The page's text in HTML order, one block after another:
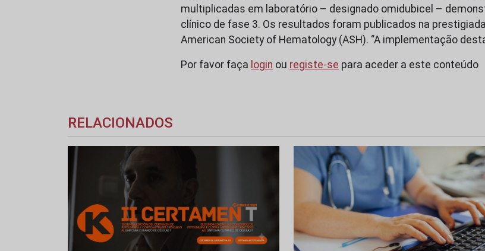
multiplicadas em laboratório – designado omidubicel –
clínico de fase 3. Os resultados foram publicados na
American Society of Hematology (ASH). “A implementação
Por favor faça login ou registe-se para aceder a este conteúdo
RELACIONADOS